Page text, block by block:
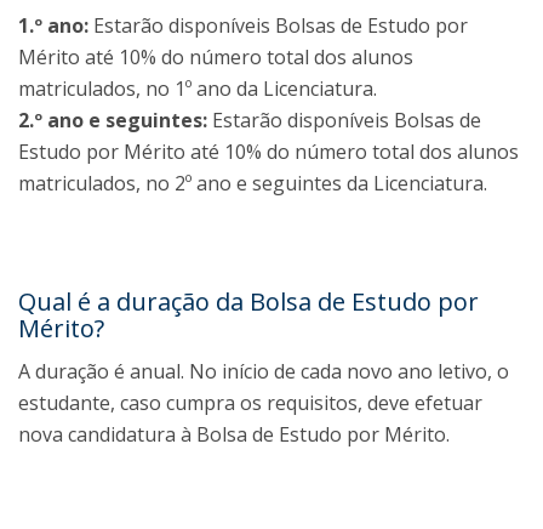
1.º ano: Estarão disponíveis Bolsas de Estudo por
Mérito até 10% do número total dos alunos
matriculados, no 1º ano da Licenciatura.
2.º ano e seguintes: Estarão disponíveis Bolsas de
Estudo por Mérito até 10% do número total dos alunos
matriculados, no 2º ano e seguintes da Licenciatura.
Qual é a duração da Bolsa de Estudo por
Mérito?
A duração é anual. No início de cada novo ano letivo, o
estudante, caso cumpra os requisitos, deve efetuar
nova candidatura à Bolsa de Estudo por Mérito.